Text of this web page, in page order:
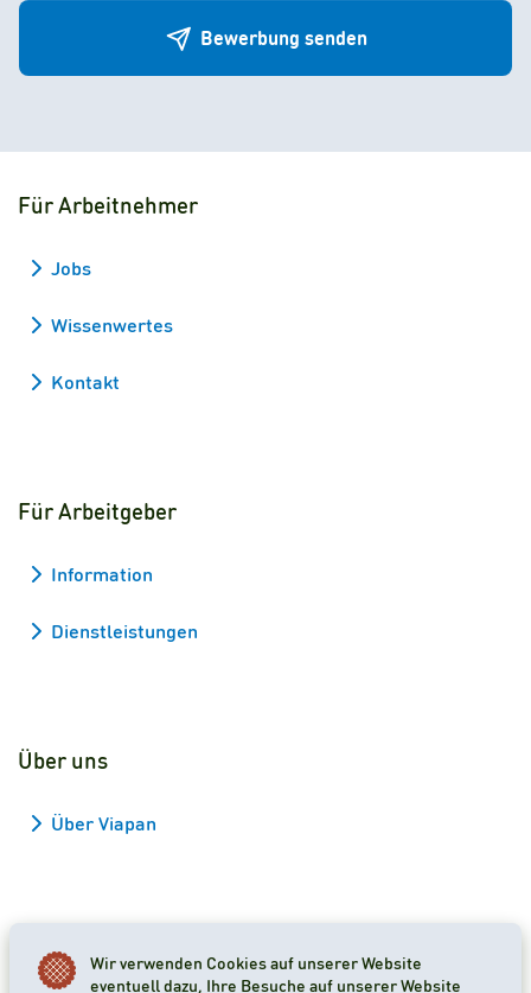
Bewerbung senden
Für Arbeitnehmer
Jobs
Wissenwertes
Kontakt
Für Arbeitgeber
Information
Dienstleistungen
Über uns
Über Viapan
2026 Viapan Dologidő Kft. © Alle Rechte vorbehalten.
Wir verwenden Cookies auf unserer Website
eventuell dazu, Ihre Besuche auf unserer Website